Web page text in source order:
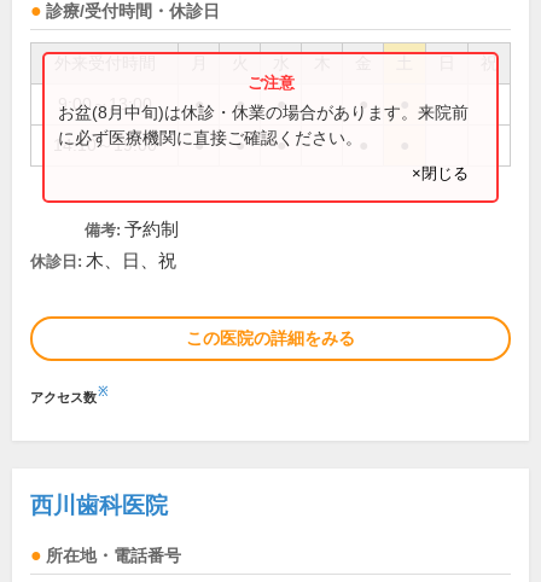
診療/受付時間・休診日
祝
9:00～13:00 ● ● ● ●
14:10～19:00 ● ● ●
お盆(8月中旬)は休診・休業の場合があります。来院前
に必ず医療機関に直接ご確認ください。
×閉じる
備考: 予約制
休診日: 木、日、祝
この医院の詳細をみる
アクセス数※
西川歯科医院
所在地・電話番号